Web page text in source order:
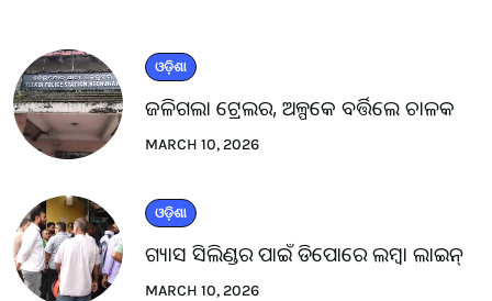
ଓଡ଼ିଶା
ଜଳିଗଲା ଟ୍ରେଲର, ଅଳ୍ପକେ ବର୍ତ୍ତିଲେ ଚାଳକ
MARCH 10, 2026
ଓଡ଼ିଶା
ଗ୍ୟାସ ସିଲିଣ୍ଡର ପାଇଁ ଡିପୋରେ ଲମ୍ବା ଲାଇନ୍
MARCH 10, 2026